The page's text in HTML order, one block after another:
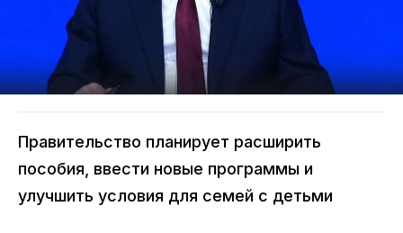
Правительство планирует расширить
пособия, ввести новые программы и
улучшить условия для семей с детьми